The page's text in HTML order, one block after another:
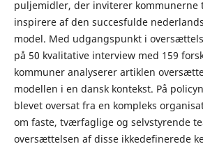
puljemidler, der inviterer kommunerne
inspirere af den succesfulde
model. Med udgangspunkt i
på 50 kvalitative interview med 159
kommuner analyserer artiklen
modellen i en dansk kontekst. På
blevet oversat fra en kompleks
om faste, tværfaglige og selvstyrende
oversættelsen af disse ikkedefinerede